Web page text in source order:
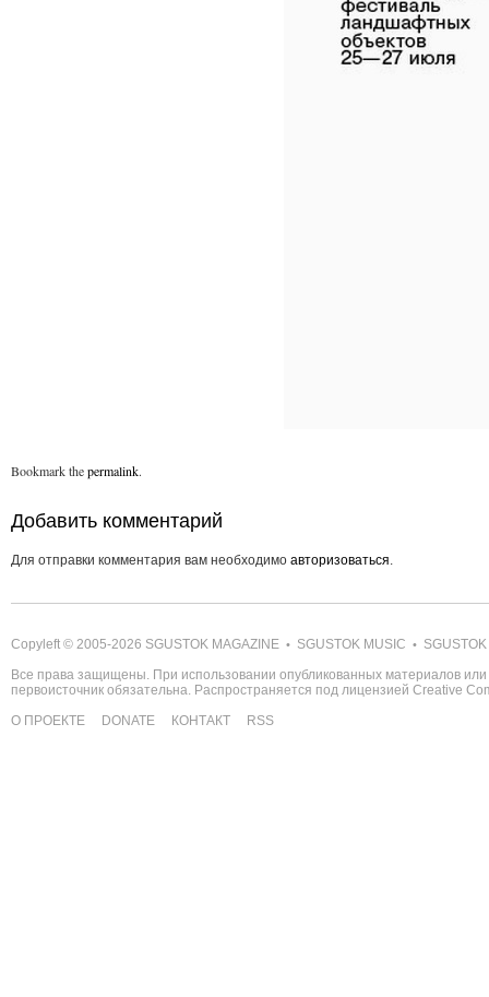
Bookmark thepermalink.
Добавить комментарий
Для отправки комментария вам необходимо авторизоваться
Copyleft © 2005-2026 SGUSTOK MAGAZINE • SGUSTOK MUSIC •
Все права защищены. При использовании опубликованных материалов
первоисточник обязательна. Распространяется под лицензией Creative
О ПРОЕКТЕ
DONATE КОНТАКТ RSS